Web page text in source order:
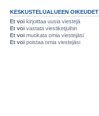
KESKUSTELUALUEEN OIKEUDET
Et voi kirjoittaa uusia viestejä
Et voi vastata viestiketjuihin
Et voi muokata omia viestejäsi
Et voi poistaa omia viestejäsi